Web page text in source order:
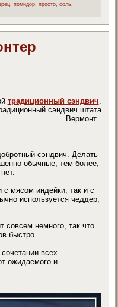
,помидор ,просто ,соль
традиционный сэндвич
сэндвич штата
Вермонт .
сэндвич. Делать
обычные, тем более,
с мясом индейки, так и с
используется чеддер,
совсем немного, так что
быстро.
всех
ожидаемого и